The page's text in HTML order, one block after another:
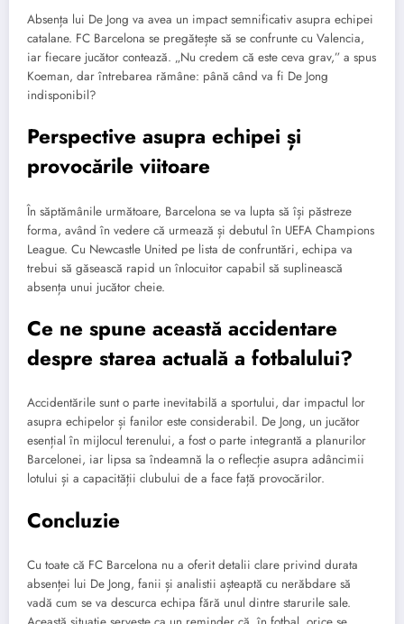
Absența lui De Jong va avea un impact semnificativ asupra echipei
catalane. FC Barcelona se pregătește să se confrunte cu Valencia,
iar fiecare jucător contează. „Nu credem că este ceva grav,” a spus
Koeman, dar întrebarea rămâne: până când va fi De Jong
indisponibil?
Perspective asupra echipei și
provocările viitoare
În săptămânile următoare, Barcelona se va lupta să își păstreze
forma, având în vedere că urmează și debutul în UEFA Champions
League. Cu Newcastle United pe lista de confruntări, echipa va
trebui să găsească rapid un înlocuitor capabil să suplinească
absența unui jucător cheie.
Ce ne spune această accidentare
despre starea actuală a fotbalului?
Accidentările sunt o parte inevitabilă a sportului, dar impactul lor
asupra echipelor și fanilor este considerabil. De Jong, un jucător
esențial în mijlocul terenului, a fost o parte integrantă a planurilor
Barcelonei, iar lipsa sa îndeamnă la o reflecție asupra adâncimii
lotului și a capacității clubului de a face față provocărilor.
Concluzie
Cu toate că FC Barcelona nu a oferit detalii clare privind durata
absenței lui De Jong, fanii și analistii așteaptă cu nerăbdare să
vadă cum se va descurca echipa fără unul dintre starurile sale.